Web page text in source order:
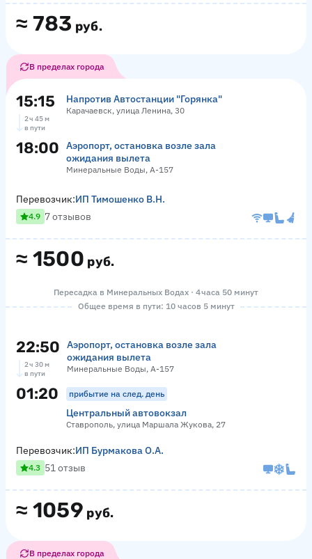
≈ 783 руб.
В пределах города
15:15 Напротив Автостанции "Горянка"
Карачаевск, улица Ленина, 30
2 ч 45 м
в пути
18:00
Аэропорт, остановка возле зала
ожидания вылета
Минеральные Воды, А-157
≈ 1500 руб.
Перевозчик:ИП Тимошенко В.Н.
4.9 7 отзывов
Пересадка в Минеральных Водах · 4 часа 50 минут
Общее время в пути: 10 часов 5 минут
22:50
Аэропорт, остановка возле зала
ожидания вылета
Минеральные Воды, А-157
2 ч 30 м
в пути
01:20 прибытие на след. день
Центральный автовокзал
Ставрополь, улица Маршала Жукова, 27
≈ 1059 руб.
Перевозчик:ИП Бурмакова О.А.
4.3 51 отзыв
В пределах города